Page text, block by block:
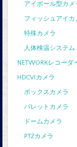
アイボール型カメ
フィッシュアイカ
特殊カメラ
人体検温システム
NETWORKレコーダ
HDCVIカメラ
ボックスカメラ
バレットカメラ
ドームカメラ
PTZカメラ